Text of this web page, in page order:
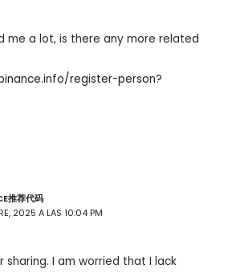
me a lot, is there any more related
register-person?
推荐代码
2025 A LAS 10:04 PM
sharing. I am worried that I lack